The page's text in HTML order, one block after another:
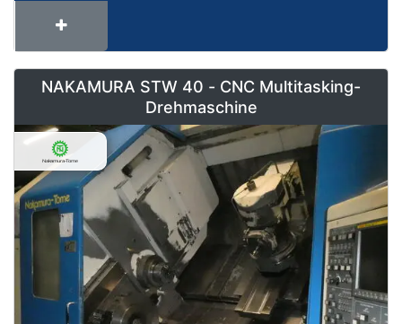
NAKAMURA STW 40 - CNC Multitasking-
Drehmaschine